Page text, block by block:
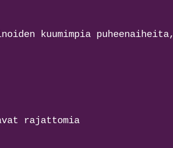
kuumimpia puheenaiheita,
rajattomia